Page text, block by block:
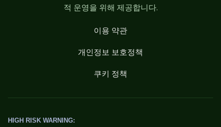
적 운영을 위해 제공합니다.
이용 약관
개인정보 보호정책
쿠키 정책